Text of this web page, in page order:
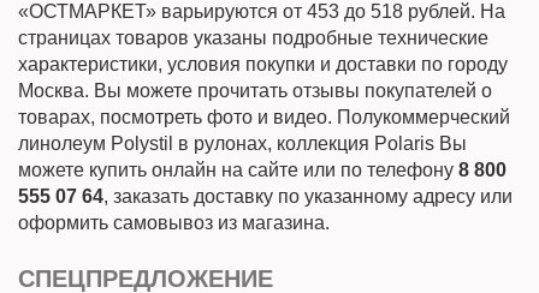
«ОСТМАРКЕТ» варьируются от 453 до 518 рублей. На
страницах товаров указаны подробные технические
характеристики, условия покупки и доставки по городу
Москва. Вы можете прочитать отзывы покупателей о
товарах, посмотреть фото и видео. Полукоммерческий
линолеум Polystil в рулонах, коллекция Polaris Вы
можете купить онлайн на сайте или по телефону 8 800
555 07 64, заказать доставку по указанному адресу или
оформить самовывоз из магазина.
СПЕЦПРЕДЛОЖЕНИЕ